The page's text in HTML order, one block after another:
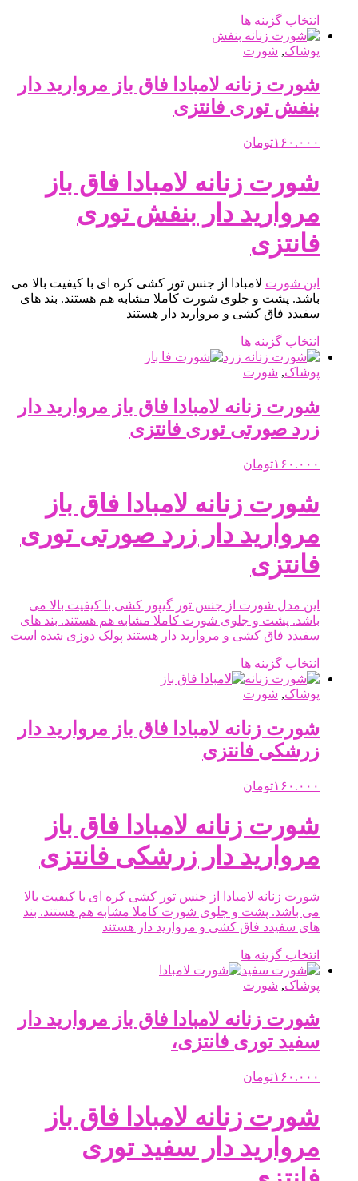
انتخاب گزینه ها
محصول
مختلفی
می
باشد.
است
در
صفحه
محصول
پوشاک, شورت
شورت زنانه لامبادا فاق باز مروارید دار
بنفش توری فانتزی
۱۶۰.۰۰۰تومان
شورت زنانه لامبادا فاق باز
مروارید دار بنفش توری
فانتزی
این شورت لامبادا از جنس تور کشی کره ای با کیفیت بالا می
باشد. پشت و جلوی شورت کاملا مشابه هم هستند. بند های
سفیدد فاق کشی و مروارید دار هستند
انتخاب گزینه ها
محصول
مختلفی
می
باشد.
است
در
صفحه
محصول
پوشاک, شورت
شورت زنانه لامبادا فاق باز مروارید دار
زرد صورتی توری فانتزی
۱۶۰.۰۰۰تومان
شورت زنانه لامبادا فاق باز
مروارید دار زرد صورتی توری
فانتزی
این مدل شورت از جنس تور گیپور کشی با کیفیت بالا می
باشد. پشت و جلوی شورت کاملا مشابه هم هستند. بند های
سفیدد فاق کشی و مروارید دار هستند پولک دوزی شده است
انتخاب گزینه ها
محصول
مختلفی
می
باشد.
است
در
صفحه
محصول
شوند
پوشاک, شورت
شورت زنانه لامبادا فاق باز مروارید دار
زرشکی فانتزی
۱۶۰.۰۰۰تومان
شورت زنانه لامبادا فاق باز
مروارید دار زرشکی فانتزی
شورت زنانه لامبادا از جنس تور کشی کره ای با کیفیت بالا
می باشد. پشت و جلوی شورت کاملا مشابه هم هستند. بند
های سفیدد فاق کشی و مروارید دار هستند
انتخاب گزینه ها
محصول
مختلفی
می
باشد.
است
در
صفحه
محصول
پوشاک, شورت
شورت زنانه لامبادا فاق باز مروارید دار
سفید توری فانتزی،
۱۶۰.۰۰۰تومان
شورت زنانه لامبادا فاق باز
مروارید دار سفید توری